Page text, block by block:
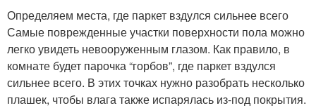
Определяем места, где паркет вздулся сильнее всего
Самые поврежденные участки поверхности пола можно
легко увидеть невооруженным глазом. Как правило, в
комнате будет парочка “горбов”, где паркет вздулся
сильнее всего. В этих точках нужно разобрать несколько
плашек, чтобы влага также испарялась из-под покрытия.